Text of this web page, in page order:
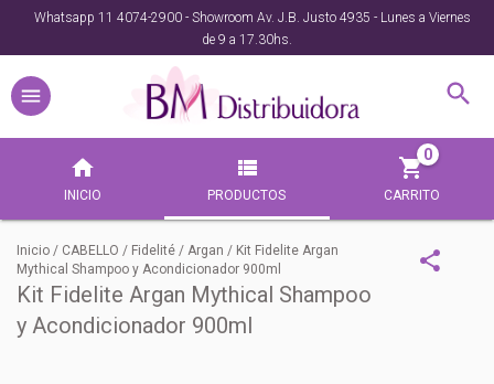
Whatsapp 11 4074-2900 - Showroom Av. J.B. Justo 4935 - Lunes a Viernes
de 9 a 17.30hs.
INICIO PRODUCTOS CARRITO
0
Inicio / CABELLO / Fidelité / Argan / Kit Fidelite Argan
Mythical Shampoo y Acondicionador 900ml
Kit Fidelite Argan Mythical Shampoo
y Acondicionador 900ml